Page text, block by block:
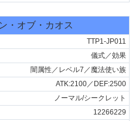
・オブ・カオス
TTP1-JP011
儀式／効果
闇属性／レベル7／魔法使い族
ATK:2100／DEF:2500
ノーマル/シークレット
12266229